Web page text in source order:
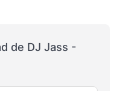
de DJ Jass -